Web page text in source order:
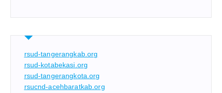
rsud-tangerangkab.org
rsud-kotabekasi.org
rsud-tangerangkota.org
rsucnd-acehbaratkab.org